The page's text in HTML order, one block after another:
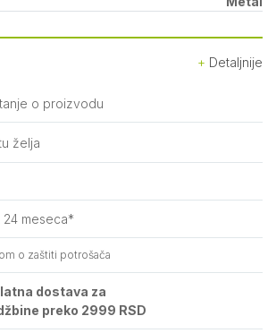
Detaljnije
o proizvodu
želja
meseca*
o zaštiti potrošača
dostava za
preko 2999 RSD